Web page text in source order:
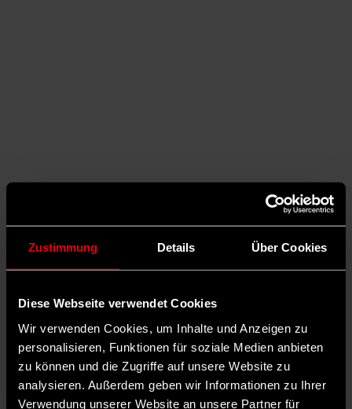
Zustimmung Details Über Cookies
Diese Webseite verwendet Cookies
Wir verwenden Cookies, um Inhalte und Anzeigen zu
personalisieren, Funktionen für soziale Medien anbieten
zu können und die Zugriffe auf unsere Website zu
analysieren. Außerdem geben wir Informationen zu Ihrer
Verwendung unserer Website an unsere Partner für
Teilen 0 Kommentare Dark Mode
Bei der Digitalisierung der Verwaltung liegt Karlsruhe auf Platz 1.